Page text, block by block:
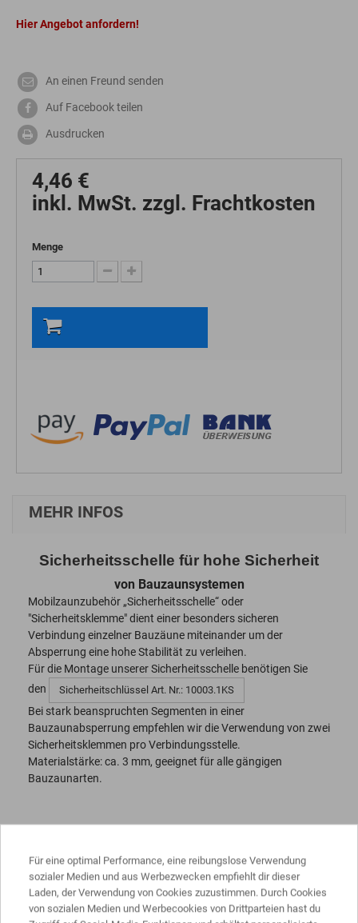
Hier Angebot anfordern!
An einen Freund senden
Auf Facebook teilen
Ausdrucken
4,46 €
inkl. MwSt. zzgl. Frachtkosten
Menge
MEHR INFOS
Sicherheitsschelle für hohe Sicherheit
von Bauzaunsystemen
Mobilzaunzubehör „Sicherheitsschelle“ oder
"Sicherheitsklemme" dient einer besonders sicheren
Verbindung einzelner Bauzäune miteinander um der
Absperrung eine hohe Stabilität zu verleihen.
Für die Montage unserer Sicherheitsschelle benötigen Sie
den
Sicherheitschlüssel Art. Nr.: 10003.1KS
Bei stark beanspruchten Segmenten in einer
Bauzaunabsperrung empfehlen wir die Verwendung von zwei
Sicherheitsklemmen pro Verbindungsstelle.
Materialstärke: ca. 3 mm, geeignet für alle gängigen
Bauzaunarten.
PRODUKTDATEN
Wanddicke ca. 3 mm
Für eine optimal Performance, eine reibungslose Verwendung
sozialer Medien und aus Werbezwecken empfiehlt dir dieser
Laden, der Verwendung von Cookies zuzustimmen. Durch Cookies
von sozialen Medien und Werbecookies von Drittparteien hast du